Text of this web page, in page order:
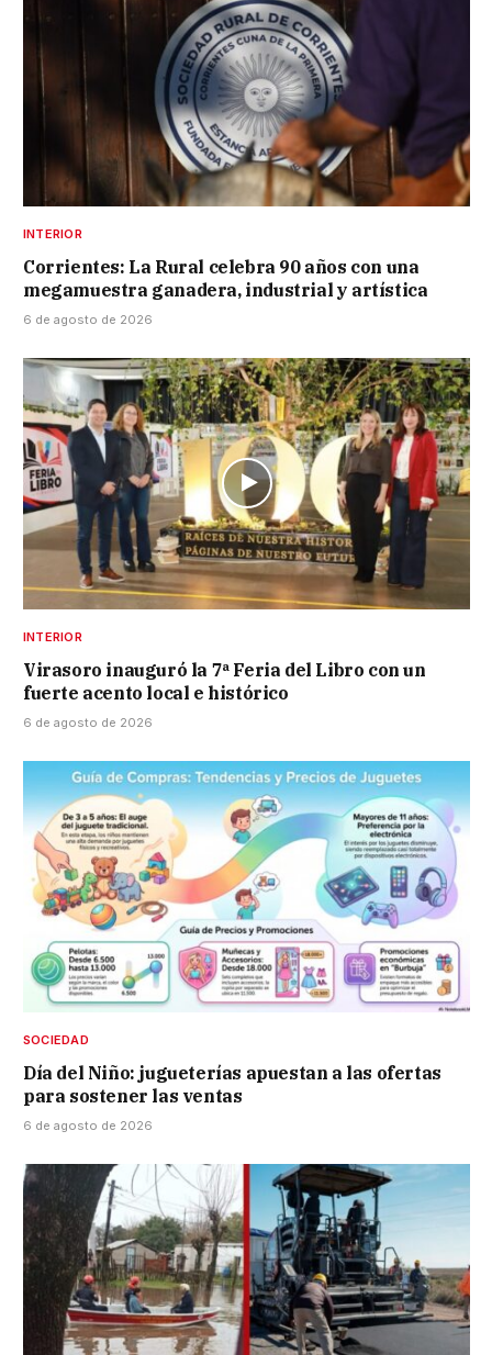
INTERIOR
Corrientes: La Rural celebra 90 años con una
megamuestra ganadera, industrial y artística
6 de agosto de 2026
INTERIOR
Virasoro inauguró la 7ª Feria del Libro con un
fuerte acento local e histórico
6 de agosto de 2026
SOCIEDAD
Día del Niño: jugueterías apuestan a las ofertas
para sostener las ventas
6 de agosto de 2026